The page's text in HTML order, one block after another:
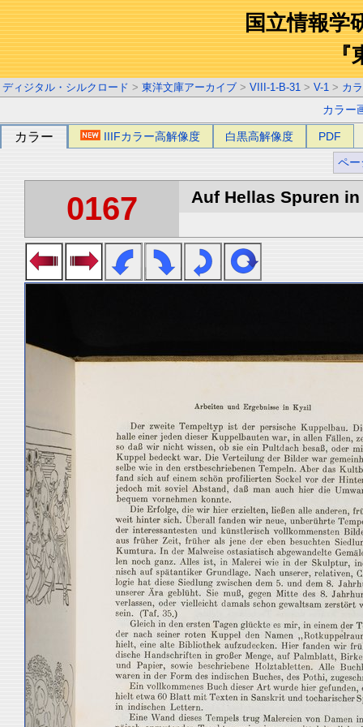
国立情報学
『
ディジタル・シルクロード > 東洋文庫アーカイブ > VIII-1-B-31 > V-1 > カ
カラー
カラー IIIFカラー高解像度 白黒高解像度 PDF
ペー
0167 Auf Hellas Spuren